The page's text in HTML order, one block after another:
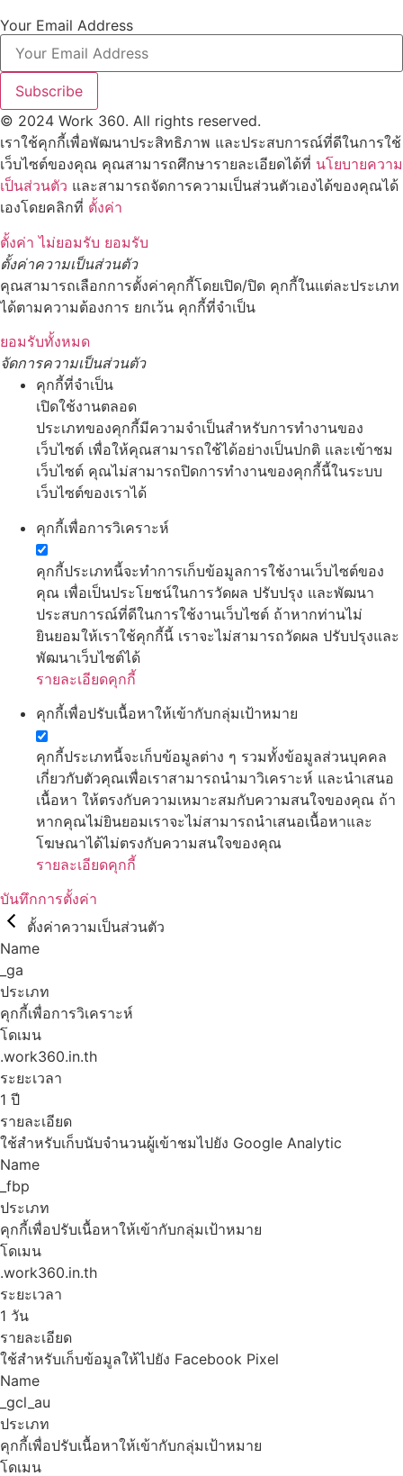
Your Email Address
Subscribe
© 2024 Work 360. All rights reserved.
เราใช้คุกกี้เพื่อพัฒนาประสิทธิภาพ และประสบการณ์ที่ดีในการใช้
เว็บไซต์ของคุณ คุณสามารถศึกษารายละเอียดได้ที่ นโยบายความ
เป็นส่วนตัว และสามารถจัดการความเป็นส่วนตัวเองได้ของคุณได้
เองโดยคลิกที่ ตั้งค่า
ตั้งค่า ไม่ยอมรับ ยอมรับ
ตั้งค่าความเป็นส่วนตัว
คุณสามารถเลือกการตั้งค่าคุกกี้โดยเปิด/ปิด คุกกี้ในแต่ละประเภท
ได้ตามความต้องการ ยกเว้น คุกกี้ที่จำเป็น
ยอมรับทั้งหมด
จัดการความเป็นส่วนตัว
คุกกี้ที่จำเป็น
เปิดใช้งานตลอด
ประเภทของคุกกี้มีความจำเป็นสำหรับการทำงานของ
เว็บไซต์ เพื่อให้คุณสามารถใช้ได้อย่างเป็นปกติ และเข้าชม
เว็บไซต์ คุณไม่สามารถปิดการทำงานของคุกกี้นี้ในระบบ
เว็บไซต์ของเราได้
คุกกี้เพื่อการวิเคราะห์
คุกกี้ประเภทนี้จะทำการเก็บข้อมูลการใช้งานเว็บไซต์ของ
คุณ เพื่อเป็นประโยชน์ในการวัดผล ปรับปรุง และพัฒนา
ประสบการณ์ที่ดีในการใช้งานเว็บไซต์ ถ้าหากท่านไม่
ยินยอมให้เราใช้คุกกี้นี้ เราจะไม่สามารถวัดผล ปรับปรุงและ
พัฒนาเว็บไซต์ได้
รายละเอียดคุกกี้
คุกกี้เพื่อปรับเนื้อหาให้เข้ากับกลุ่มเป้าหมาย
คุกกี้ประเภทนี้จะเก็บข้อมูลต่าง ๆ รวมทั้งข้อมูลส่วนบุคคล
เกี่ยวกับตัวคุณเพื่อเราสามารถนำมาวิเคราะห์ และนำเสนอ
เนื้อหา ให้ตรงกับความเหมาะสมกับความสนใจของคุณ ถ้า
หากคุณไม่ยินยอมเราจะไม่สามารถนำเสนอเนื้อหาและ
โฆษณาได้ไม่ตรงกับความสนใจของคุณ
รายละเอียดคุกกี้
บันทึกการตั้งค่า
ตั้งค่าความเป็นส่วนตัว
Name
_ga
ประเภท
คุกกี้เพื่อการวิเคราะห์
โดเมน
.work360.in.th
ระยะเวลา
1 ปี
รายละเอียด
ใช้สำหรับเก็บนับจำนวนผู้เข้าชมไปยัง Google Analytic
Name
_fbp
ประเภท
คุกกี้เพื่อปรับเนื้อหาให้เข้ากับกลุ่มเป้าหมาย
โดเมน
.work360.in.th
ระยะเวลา
1 วัน
รายละเอียด
ใช้สำหรับเก็บข้อมูลให้ไปยัง Facebook Pixel
Name
_gcl_au
ประเภท
คุกกี้เพื่อปรับเนื้อหาให้เข้ากับกลุ่มเป้าหมาย
โดเมน